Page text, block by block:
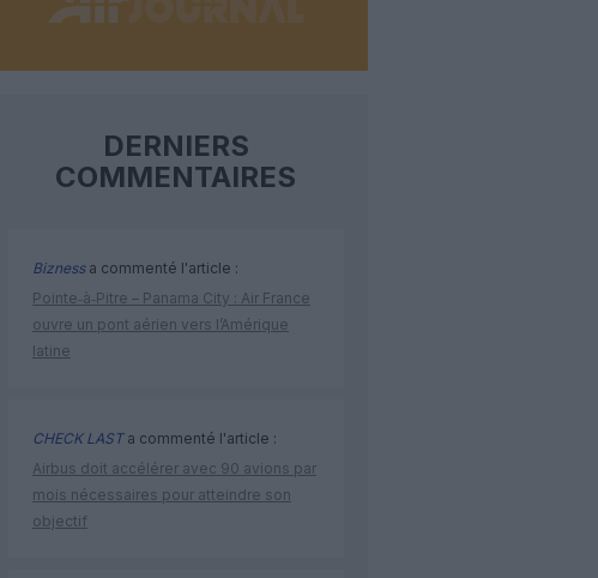
DERNIERS
COMMENTAIRES
Biznessa commenté l'article :
Pointe‑à‑Pitre – Panama City : Air France
ouvre un pont aérien vers l’Amérique
latine
CHECK LASTa commenté l'article :
Airbus doit accélérer avec 90 avions par
mois nécessaires pour atteindre son
objectif